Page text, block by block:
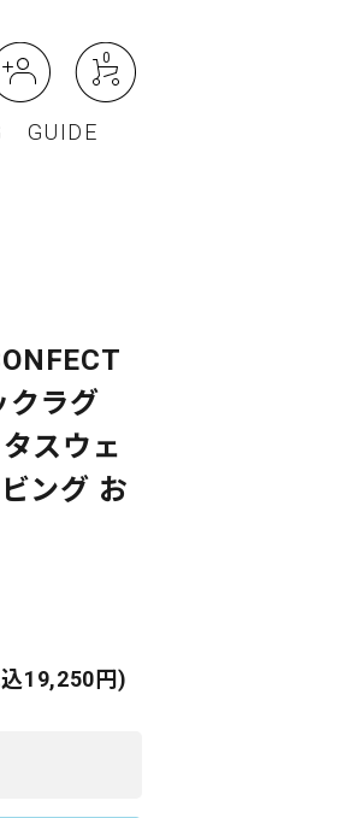
0
トセラー
GUIDE
クラグ
スウェ
ング お
19,250円)